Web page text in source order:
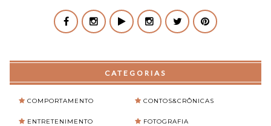
CATEGORIAS
COMPORTAMENTO CONTOS&CRÔNICAS
ENTRETENIMENTO FOTOGRAFIA